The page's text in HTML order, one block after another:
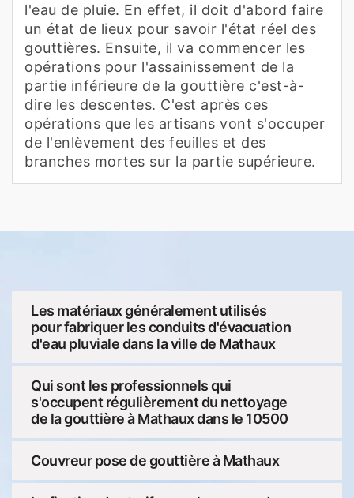
l'eau de pluie. En effet, il doit d'abord faire
un état de lieux pour savoir l'état réel des
gouttières. Ensuite, il va commencer les
opérations pour l'assainissement de la
partie inférieure de la gouttière c'est-à-
dire les descentes. C'est après ces
opérations que les artisans vont s'occuper
de l'enlèvement des feuilles et des
branches mortes sur la partie supérieure.
Les matériaux généralement utilisés
pour fabriquer les conduits d'évacuation
d'eau pluviale dans la ville de Mathaux
Qui sont les professionnels qui
s'occupent régulièrement du nettoyage
de la gouttière à Mathaux dans le 10500
Couvreur pose de gouttière à Mathaux